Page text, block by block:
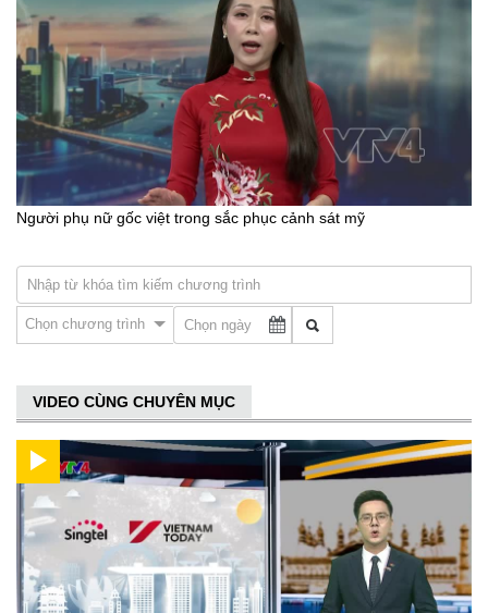
Người phụ nữ gốc việt trong sắc phục cảnh sát mỹ
Chọn chương trình
VIDEO CÙNG CHUYÊN MỤC